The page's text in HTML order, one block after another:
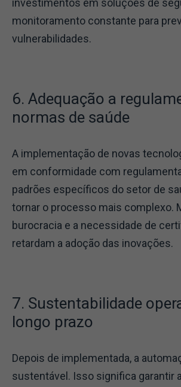
investimentos em soluções de
monitoramento constante para
vulnerabilidades.
6. Adequação a
normas de saúde
A implementação de novas
em conformidade com
padrões específicos do setor de
tornar o processo mais complexo.
burocracia e a necessidade de
retardam a adoção das inovações.
7. Sustentabilidade
longo prazo
Depois de implementada, a
sustentável. Isso significa garantir